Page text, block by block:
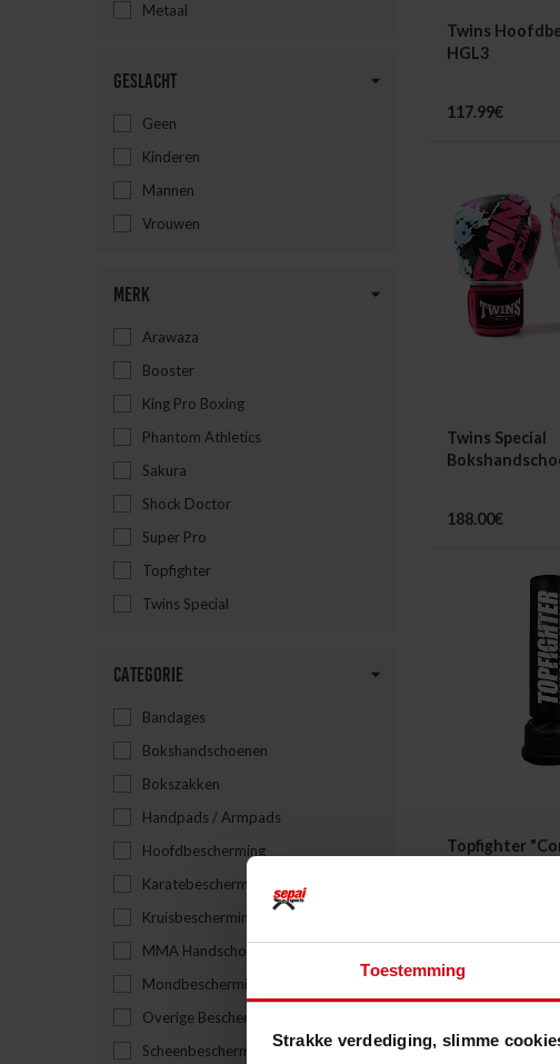
Toestemming
Strakke verdediging, slimme
Metaal
Geslacht
Geen
Kinderen
Mannen
Vrouwen
Merk
Arawaza
Booster
King Pro Boxing
Phantom Athletics
Sakura
Shock Doctor
Super Pro
Topfighter
Twins Special
Categorie
Bandages
Bokshandschoenen
Bokszakken
Handpads / Armpads
Hoofdbescherming
Karatebescherming
Kruisbescherming
MMA Handschoenen
Mondbescherming
Overige Bescherming
Scheenbescherming
Twins
HGL3
117.99€
Twins Special
188.00€
Topfighter